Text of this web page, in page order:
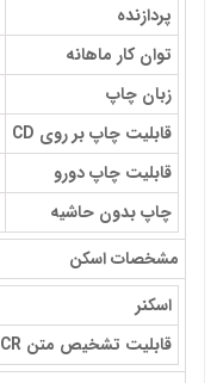
پردازنده
توان کار ماهانه
زبان چاپ
قابلیت چاپ بر روی CD
قابلیت چاپ دورو
چاپ بدون حاشیه
مشخصات اسکن
اسکنر
قابلیت تشخیص متن OCR